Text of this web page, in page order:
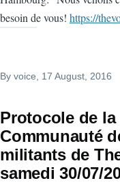
besoin de vous! https://
By voice , 17 August, 2016
Protocole de
Communauté
militants de
samedi 30/07/